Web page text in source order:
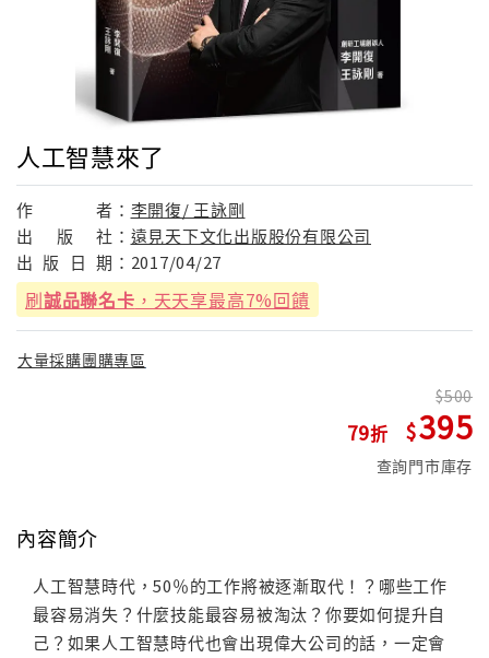
人工智慧來了
作 者： 李開復/ 王詠剛
出
版 社： 遠見天下文化出版股份有限公司
出 版 日 期： 2017/04/27
刷誠品聯名卡 ，天天享最高7%回饋
大量採購團購專區
79
500
395
查詢門市庫存
內容簡介
人工智慧時代，50％的工作將被逐漸取代！？哪些工作
最容易消失？什麼技能最容易被淘汰？你要如何提升自
己？如果人工智慧時代也會出現偉大公司的話，一定會